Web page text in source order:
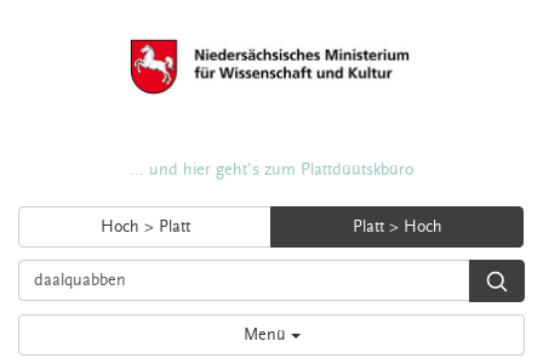
... und hier geht's zum Plattdüütskbüro
Hoch > Platt Platt > Hoch
Menü